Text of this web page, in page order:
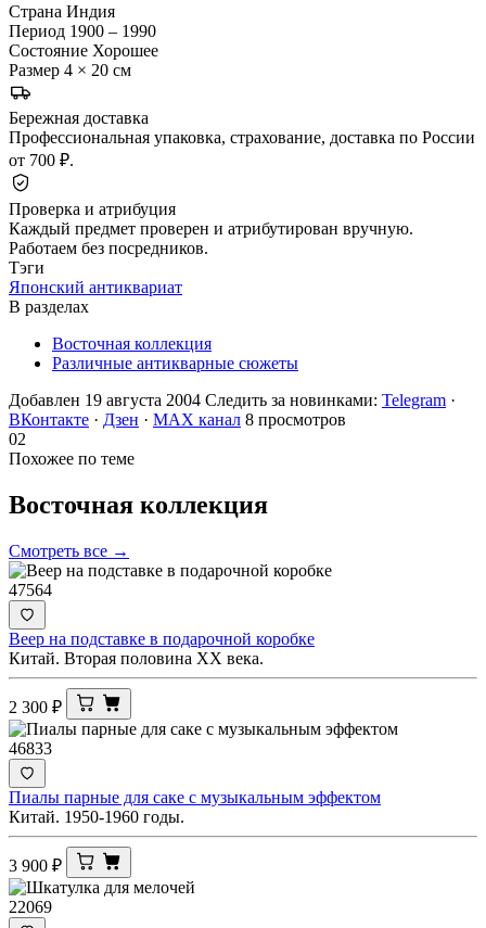
Страна Индия
Период 1900 – 1990
Состояние Хорошее
Размер 4 × 20 см
Бережная доставка
Профессиональная упаковка, страхование, доставка по России
от 700 ₽.
Проверка и атрибуция
Каждый предмет проверен и атрибутирован вручную.
Работаем без посредников.
Тэги
Японский антиквариат
В разделах
Восточная коллекция
Различные антикварные сюжеты
Добавлен 19 августа 2004 Следить за новинками: Telegram ·
ВКонтакте · Дзен · MAX канал 8 просмотров
02
Похожее по теме
Восточная коллекция
Смотреть все →
47564
Веер на подставке в подарочной коробке
Китай. Вторая половина ХХ века.
2 300 ₽
46833
Пиалы парные для саке с музыкальным эффектом
Китай. 1950-1960 годы.
3 900 ₽
22069